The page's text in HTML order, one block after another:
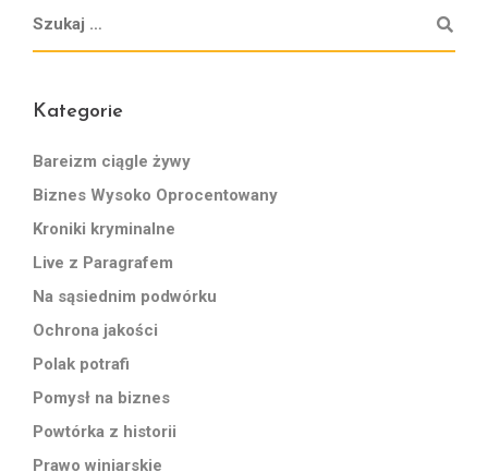
Kategorie
Bareizm ciągle żywy
Biznes Wysoko Oprocentowany
Kroniki kryminalne
Live z Paragrafem
Na sąsiednim podwórku
Ochrona jakości
Polak potrafi
Pomysł na biznes
Powtórka z historii
Prawo winiarskie